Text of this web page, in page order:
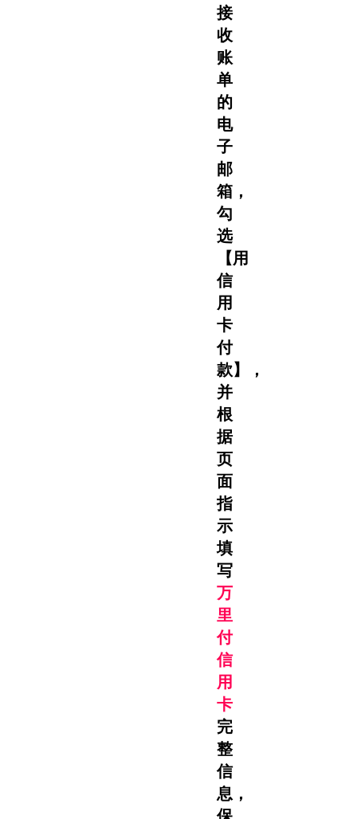
接
收
账
单
的
电
子
邮
箱，
勾
选
【用
信
用
卡
付
款】，
并
根
据
页
面
指
示
填
写
万
里
付
信
用
卡
完
整
信
息，